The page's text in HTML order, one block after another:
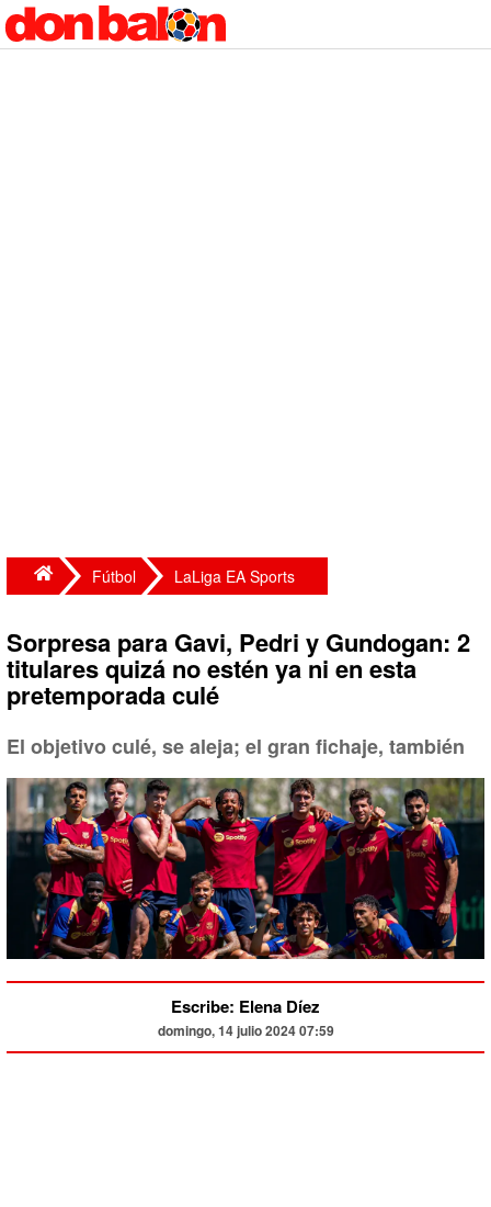
Fútbol LaLiga EA Sports
Sorpresa para Gavi, Pedri y Gundogan: 2
titulares quizá no estén ya ni en esta
pretemporada culé
El objetivo culé, se aleja; el gran fichaje, también
Escribe: Elena Díez
domingo, 14 julio 2024 07:59